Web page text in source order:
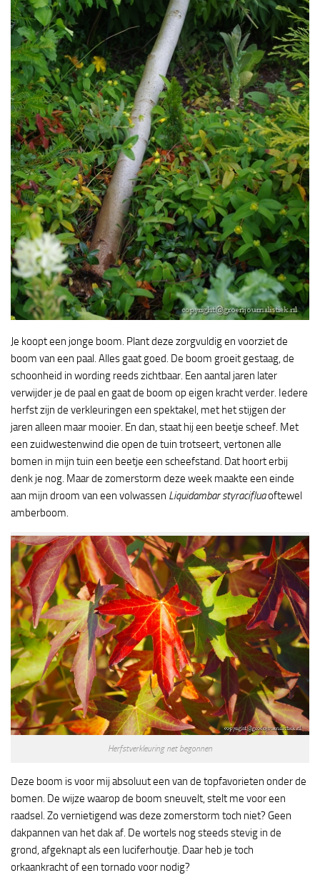
Je koopt een jonge boom. Plant deze zorgvuldig en voorziet de
boom van een paal. Alles gaat goed. De boom groeit gestaag, de
schoonheid in wording reeds zichtbaar. Een aantal jaren later
verwijder je de paal en gaat de boom op eigen kracht verder. Iedere
herfst zijn de verkleuringen een spektakel, met het stijgen der
jaren alleen maar mooier. En dan, staat hij een beetje scheef. Met
een zuidwestenwind die open de tuin trotseert, vertonen alle
bomen in mijn tuin een beetje een scheefstand. Dat hoort erbij
denk je nog. Maar de zomerstorm deze week maakte een einde
aan mijn droom van een volwassen Liquidambar styracifluaoftewel
amberboom.
Herfstverkleuring net begonnen
Deze boom is voor mij absoluut een van de topfavorieten onder de
bomen. De wijze waarop de boom sneuvelt, stelt me voor een
raadsel. Zo vernietigend was deze zomerstorm toch niet? Geen
dakpannen van het dak af. De wortels nog steeds stevig in de
grond, afgeknapt als een luciferhoutje. Daar heb je toch
orkaankracht of een tornado voor nodig?